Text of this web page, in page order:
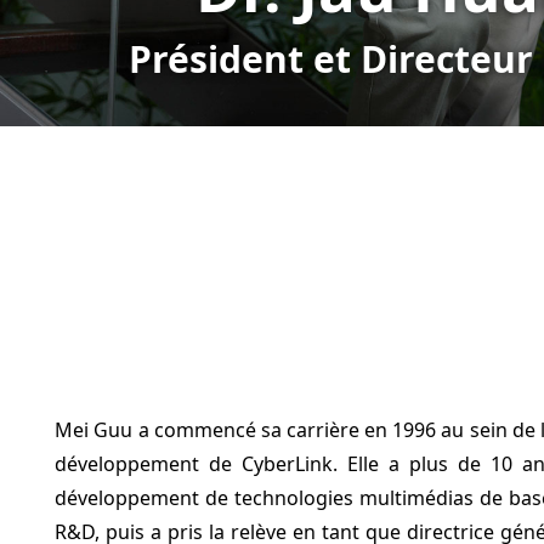
Président et Directeur
Mei Guu a commencé sa carrière en 1996 au sein de
développement de CyberLink. Elle a plus de 10
développement de technologies multimédias de
R&D, puis a pris la relève en tant que directrice